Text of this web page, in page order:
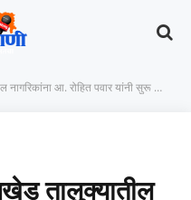
यांनी सुरू केलेल्या खासगी पाण्याच्या ३५ हून अधिक टँकरचा आधार
तालुक्यातील